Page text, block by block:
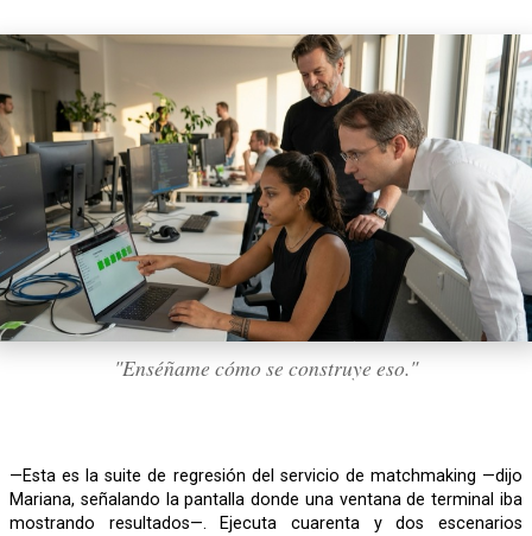
"Enséñame cómo se construye eso."
—Esta es la suite de regresión del servicio de matchmaking —dijo
Mariana, señalando la pantalla donde una ventana de terminal iba
mostrando resultados—. Ejecuta cuarenta y dos escenarios